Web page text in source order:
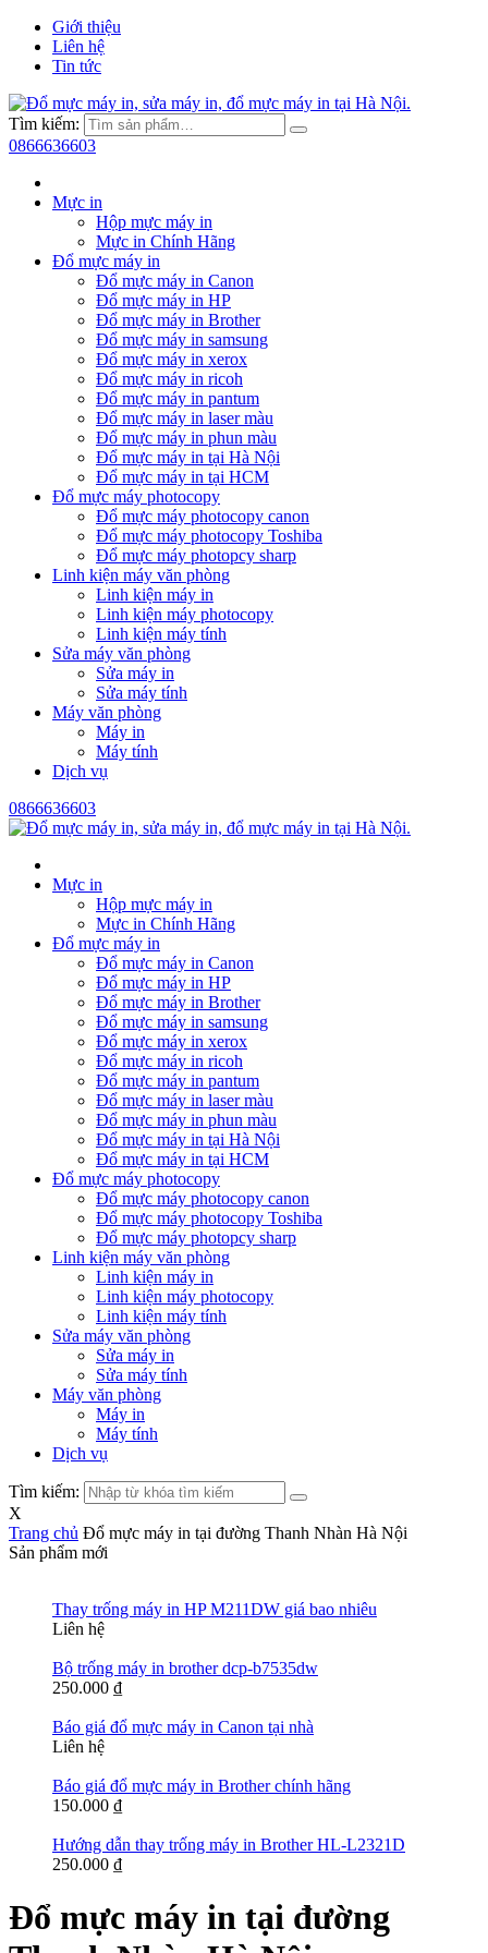
Giới thiệu
Liên hệ
Tin tức
Tìm kiếm:
0866636603
Mực in
Hộp mực máy in
Mực in Chính Hãng
Đổ mực máy in
Đổ mực máy in Canon
Đổ mực máy in HP
Đổ mực máy in Brother
Đổ mực máy in samsung
Đổ mực máy in xerox
Đổ mực máy in ricoh
Đổ mực máy in pantum
Đổ mực máy in laser màu
Đổ mực máy in phun màu
Đổ mực máy in tại Hà Nội
Đổ mực máy in tại HCM
Đổ mực máy photocopy
Đổ mực máy photocopy canon
Đổ mực máy photocopy Toshiba
Đổ mực máy photopcy sharp
Linh kiện máy văn phòng
Linh kiện máy in
Linh kiện máy photocopy
Linh kiện máy tính
Sửa máy văn phòng
Sửa máy in
Sửa máy tính
Máy văn phòng
Máy in
Máy tính
Dịch vụ
0866636603
Mực in
Hộp mực máy in
Mực in Chính Hãng
Đổ mực máy in
Đổ mực máy in Canon
Đổ mực máy in HP
Đổ mực máy in Brother
Đổ mực máy in samsung
Đổ mực máy in xerox
Đổ mực máy in ricoh
Đổ mực máy in pantum
Đổ mực máy in laser màu
Đổ mực máy in phun màu
Đổ mực máy in tại Hà Nội
Đổ mực máy in tại HCM
Đổ mực máy photocopy
Đổ mực máy photocopy canon
Đổ mực máy photocopy Toshiba
Đổ mực máy photopcy sharp
Linh kiện máy văn phòng
Linh kiện máy in
Linh kiện máy photocopy
Linh kiện máy tính
Sửa máy văn phòng
Sửa máy in
Sửa máy tính
Máy văn phòng
Máy in
Máy tính
Dịch vụ
Tìm kiếm:
X
Trang chủ Đổ mực máy in tại đường Thanh Nhàn Hà Nội
Sản phẩm mới
Thay trống máy in HP M211DW giá bao nhiêu
Liên hệ
Bộ trống máy in brother dcp-b7535dw
250.000 ₫
Báo giá đổ mực máy in Canon tại nhà
Liên hệ
Báo giá đổ mực máy in Brother chính hãng
150.000 ₫
Hướng dẫn thay trống máy in Brother HL-L2321D
250.000 ₫
Đổ mực máy in tại đường